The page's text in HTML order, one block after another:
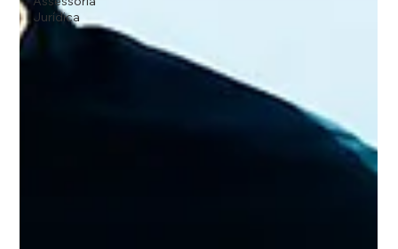
Jurídica